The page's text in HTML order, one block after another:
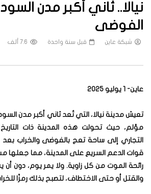
نيالا.. ثاني أكبر مدن
الفوضى
شبكة عاين قبل سنة واحدة 7.6 ألف
عاين- 1 يوليو 2025
تعيش مدينة نيالا، التي تُعد ثاني أكبر مدن
مؤلم، حيث تحولت هذه المدينة ذات التاريخ
التجاري إلى ساحة تعج بالفوضى والخراب
قوات الدعم السريع على المدينة، مما جعلها
رائحة الموت من كل زاوية. ولا يمر يوم، دون
والقتل أو حتى الاختطاف، لتصبح بذلك رمزًا